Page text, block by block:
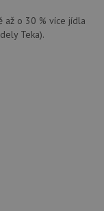
až o 30 % více jídla
Teka).